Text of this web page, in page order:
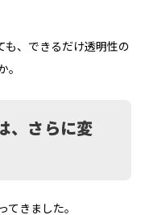
も、できるだけ透明性の
、さらに変
きました。